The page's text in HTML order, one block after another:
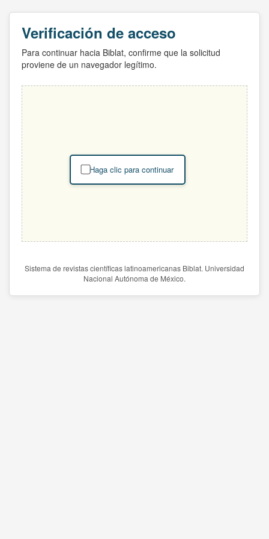
Verificación de acceso
Para continuar hacia Biblat, confirme que la solicitud
proviene de un navegador legítimo.
Haga clic para continuar
Sistema de revistas científicas latinoamericanas Biblat. Universidad
Nacional Autónoma de México.